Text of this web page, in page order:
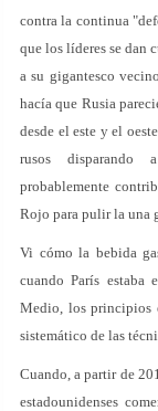
contra la continua
que los líderes se dan
a su gigantesco
hacía que Rusia
desde el este y el
rusos disparando
probablemente
Rojo para pulir la una
Vi cómo la bebida
cuando París estaba
Medio, los principios
sistemático de las
Cuando, a partir de
estadounidenses